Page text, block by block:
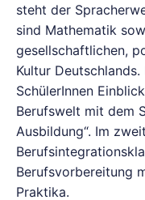
steht der
sind Mathematik
gesellschaftlichen,
Kultur
SchülerInnen
Berufswelt mit dem
Ausbildung“. Im
Berufsvorbereitung
Praktika.